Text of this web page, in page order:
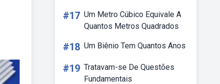
#17 Um Metro Cúbico Equivale A
Quantos Metros Quadrados
#18 Um Biênio Tem Quantos Anos
#19 Tratavam-se De Questões
Fundamentais